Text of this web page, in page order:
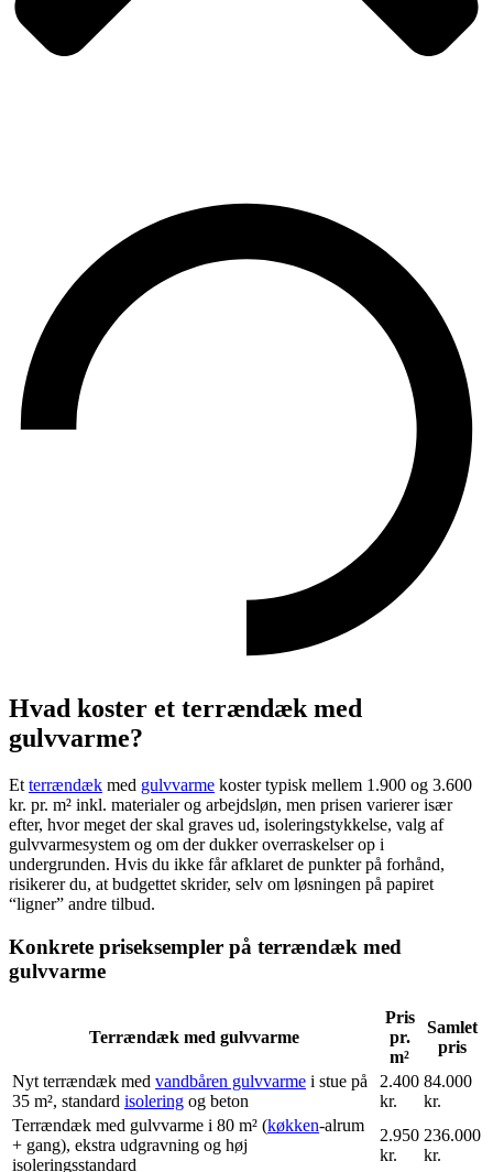
Hvad koster et terrændæk med
gulvvarme?
Et terrændæk med gulvvarme koster typisk mellem 1.900 og 3.600
kr. pr. m² inkl. materialer og arbejdsløn, men prisen varierer især
efter, hvor meget der skal graves ud, isoleringstykkelse, valg af
gulvvarmesystem og om der dukker overraskelser op i
undergrunden. Hvis du ikke får afklaret de punkter på forhånd,
risikerer du, at budgettet skrider, selv om løsningen på papiret
“ligner” andre tilbud.
Konkrete priseksempler på terrændæk med
gulvvarme
Terrændæk med gulvvarme
Pris
pr.
m²
Samlet
pris
Nyt terrændæk med vandbåren gulvvarme i stue på
35 m², standard isolering og beton
2.400
kr.
84.000
kr.
Terrændæk med gulvvarme i 80 m² (køkken-alrum
+ gang), ekstra udgravning og høj
isoleringsstandard
2.950
kr.
236.000
kr.